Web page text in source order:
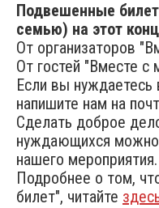
Подвешенные
семью) на этот
От организаторов
От гостей "Вместе с
Если вы
напишите нам на
Сделать доброе
нуждающихся
нашего мероприятия.
Подробнее о том,
билет", читайте